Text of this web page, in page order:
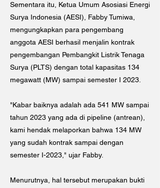
Sementara itu, Ketua Umum Asosiasi Energi
Surya Indonesia (AESI), Fabby Tumiwa,
mengungkapkan para pengembang
anggota AESI berhasil menjalin kontrak
pengembangan Pembangkit Listrik Tenaga
Surya (PLTS) dengan total kapasitas 134
megawatt (MW) sampai semester I 2023.
"Kabar baiknya adalah ada 541 MW sampai
tahun 2023 yang ada di pipeline (antrean),
kami hendak melaporkan bahwa 134 MW
yang sudah kontrak sampai dengan
semester I-2023," ujar Fabby.
Menurutnya, hal tersebut merupakan bukti